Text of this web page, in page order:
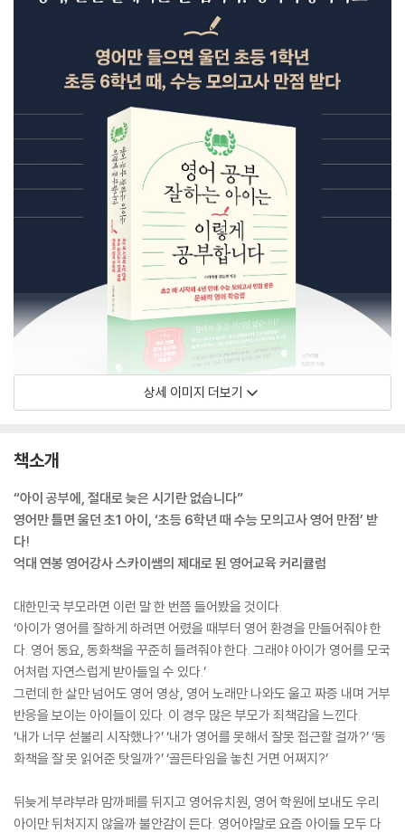
상세 이미지 더보기
책소개
“아이 공부에, 절대로 늦은 시기란 없습니다”
영어만 틀면 울던 초1 아이, ‘초등 6학년 때 수능 모의고사 영어 만점’ 받
다!
억대 연봉 영어강사 스카이쌤의 제대로 된 영어교육 커리큘럼
대한민국 부모라면 이런 말 한 번쯤 들어봤을 것이다.
‘아이가 영어를 잘하게 하려면 어렸을 때부터 영어 환경을 만들어줘야 한
다. 영어 동요, 동화책을 꾸준히 들려줘야 한다. 그래야 아이가 영어를 모국
어처럼 자연스럽게 받아들일 수 있다.’
그런데 한 살만 넘어도 영어 영상, 영어 노래만 나와도 울고 짜증 내며 거부
반응을 보이는 아이들이 있다. 이 경우 많은 부모가 죄책감을 느낀다.
‘내가 너무 섣불리 시작했나?’ ‘내가 영어를 못해서 잘못 접근할 걸까?’ ‘동
화책을 잘 못 읽어준 탓일까?’ ‘골든타임을 놓친 거면 어쩌지?’
뒤늦게 부랴부랴 맘까페를 뒤지고 영어유치원, 영어 학원에 보내도 우리
아이만 뒤처지지 않을까 불안감이 든다. 영어야말로 요즘 아이들 모두 다